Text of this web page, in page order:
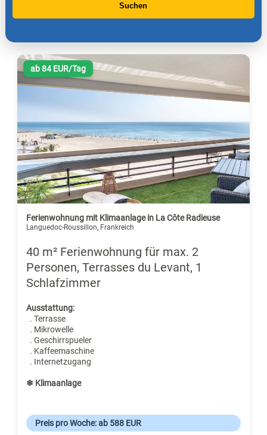
Suchen
ab 84 EUR/Tag
Ferienwohnung mit Klimaanlage in La Côte Radieuse
Languedoc-Roussillon, Frankreich
40 m² Ferienwohnung für max. 2
Personen, Terrasses du Levant, 1
Schlafzimmer
Ausstattung:
. Terrasse
. Mikrowelle
. Geschirrspueler
. Kaffeemaschine
. Internetzugang
❄ Klimaanlage
Preis pro Woche: ab 588 EUR